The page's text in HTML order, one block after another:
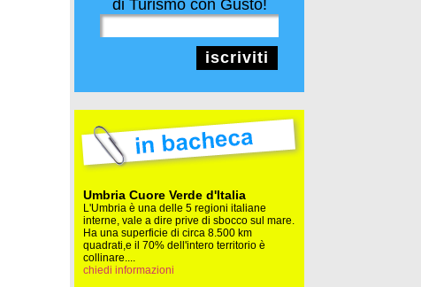
di Turismo con Gusto!
iscriviti
Umbria Cuore Verde d'Italia
L'Umbria è una delle 5 regioni italiane
interne, vale a dire prive di sbocco sul mare.
Ha una superficie di circa 8.500 km
quadrati,e il 70% dell'intero territorio è
collinare....
chiedi informazioni